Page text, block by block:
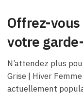
Offrez-
votre
N’attendez plus
Grise | Hiver
actuellement